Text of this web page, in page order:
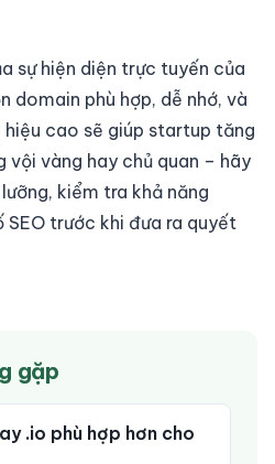
sự hiện diện trực tuyến của
domain phù hợp, dễ nhớ, và
cao sẽ giúp startup tăng
vội vàng hay chủ quan – hãy
kiểm tra khả năng
trước khi đưa ra quyết
gặp
.io phù hợp hơn cho